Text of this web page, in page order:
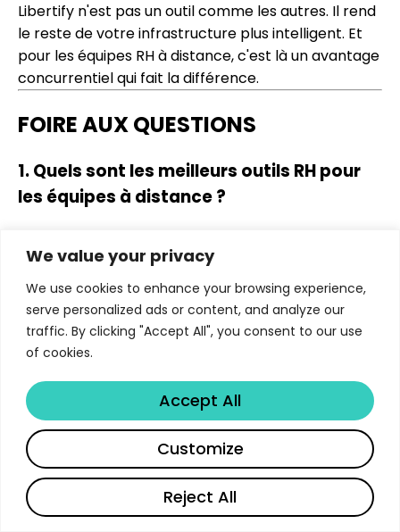
We value your privacy
We use cookies to enhance your browsing experience,
serve personalized ads or content, and analyze our
traffic. By clicking "Accept All", you consent to our use
of cookies.
Reject All
Customize
Accept All
Libertify n'est pas un outil comme les autres. Il rend
le reste de votre infrastructure plus intelligent. Et
pour les équipes RH à distance, c'est là un avantage
concurrentiel qui fait la différence.
FOIRE AUX QUESTIONS
1. Quels sont les meilleurs outils RH pour
les équipes à distance ?
et Libertify constituent une pile technologique RH à
distance solide et évolutive.
2. Comment Libertify aide-t-il les équipes
RH à distance ?
Il transforme les documents RH tels que les
politiques et les guides d'intégration en explications
interactives avec voix, recherche et questions-
réponses.
3. Quel est le moyen le plus simple
d'améliorer l'intégration pour les
Français